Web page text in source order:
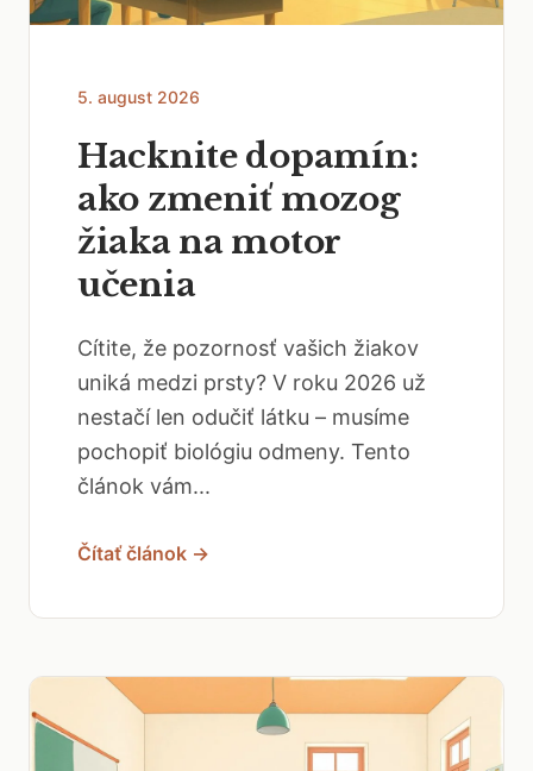
5. august 2026
Hacknite dopamín:
ako zmeniť mozog
žiaka na motor
učenia
Cítite, že pozornosť vašich žiakov
uniká medzi prsty? V roku 2026 už
nestačí len odučiť látku – musíme
pochopiť biológiu odmeny. Tento
článok vám...
Čítať článok →